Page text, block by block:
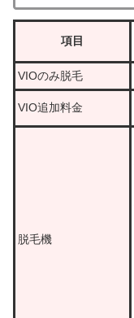
項目
VIOのみ脱毛
VIO追加料金
脱毛機